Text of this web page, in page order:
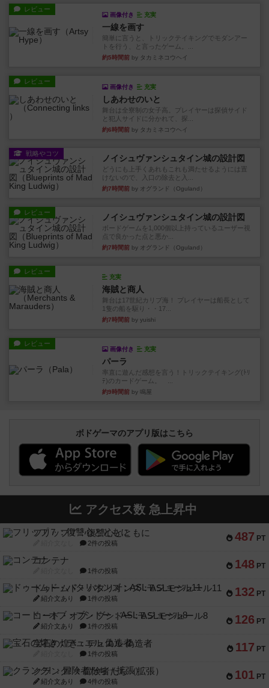
レビュー
画像付き 充実
一線を画す
簡単に言うと、トリックテイキングでモダンアー
トを行う、と言ったゲーム。...
約5時間前 by タカミネコウヘイ
レビュー
画像付き 充実
しあわせのいと
舞台は全寮制の女子高。プレイヤーは探偵サイド
と犯人サイドに分かれて、探...
約6時間前 by タカミネコウヘイ
戦略やコツ ノイシュヴァンシュタイン城の設計図
どうにも上手くあれもこれも満たせるようには置
けないので、入口の除去と入...
約7時間前 by オグランド（Oguland）
レビュー ノイシュヴァンシュタイン城の設計図
ボードゲームを1,000個以上持っているユーザー視
点で良かった点と悪か...
約7時間前 by オグランド（Oguland）
レビュー
充実
海賊と商人
舞台は17世紀カリブ海！ プレイヤーは船長として
1隻の船を駆り・・17...
約7時間前 by yuishi
レビュー
画像付き 充実
パーラ
率直に遊んだ感想を言う！トリックテイキング(ﾄﾘ
ﾃ)のカードゲーム。 ...
約9時間前 by 鳴屋
ボドゲーマのアプリ版はこちら
アクセス数 急上昇中
487 PT
フリップ７：復讐心とともに
2件の投稿
148 PT
コンテナ
1件の投稿
132 PT
ドゥームド・バタリオンズ：ASLモジュール11
紹介文あり 1件の投稿
126 PT
コード・オブ・ブシドー：ASLモジュール8
紹介文あり 1件の投稿
117 PT
宝石の煌き：デュエル 偽造者
1件の投稿
101 PT
クランク! ：冒険者たち（拡張）
紹介文あり 4件の投稿